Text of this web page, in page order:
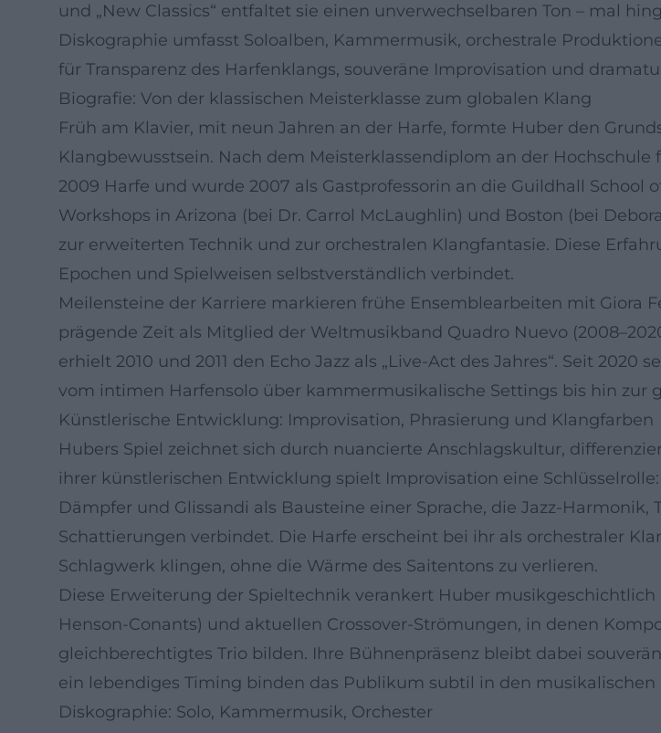
und „New Classics“ entfaltet sie einen unverwechselbaren Ton – mal
Diskographie umfasst Soloalben, Kammermusik, orchestrale
für Transparenz des Harfenklangs, souveräne Improvisation und
Biografie: Von der klassischen Meisterklasse zum globalen Klang
Früh am Klavier, mit neun Jahren an der Harfe, formte Huber den
Klangbewusstsein. Nach dem Meisterklassendiplom an der
2009 Harfe und wurde 2007 als Gastprofessorin an die Guildhall
Workshops in Arizona (bei Dr. Carrol McLaughlin) und Boston (bei
zur erweiterten Technik und zur orchestralen Klangfantasie. Diese
Epochen und Spielweisen selbstverständlich verbindet.
Meilensteine der Karriere markieren frühe Ensemblearbeiten mit Giora
prägende Zeit als Mitglied der Weltmusikband Quadro Nuevo
erhielt 2010 und 2011 den Echo Jazz als „Live-Act des Jahres“. Seit
vom intimen Harfensolo über kammermusikalische Settings bis hin zur
Künstlerische Entwicklung: Improvisation, Phrasierung und Klangfarben
Hubers Spiel zeichnet sich durch nuancierte Anschlagskultur,
ihrer künstlerischen Entwicklung spielt Improvisation eine
Dämpfer und Glissandi als Bausteine einer Sprache, die Jazz-
Schattierungen verbindet. Die Harfe erscheint bei ihr als orchestraler
Schlagwerk klingen, ohne die Wärme des Saitentons zu verlieren.
Diese Erweiterung der Spieltechnik verankert Huber
Henson-Conants) und aktuellen Crossover-Strömungen, in denen
gleichberechtigtes Trio bilden. Ihre Bühnenpräsenz bleibt dabei
ein lebendiges Timing binden das Publikum subtil in den musikalischen
Diskographie: Solo, Kammermusik, Orchester